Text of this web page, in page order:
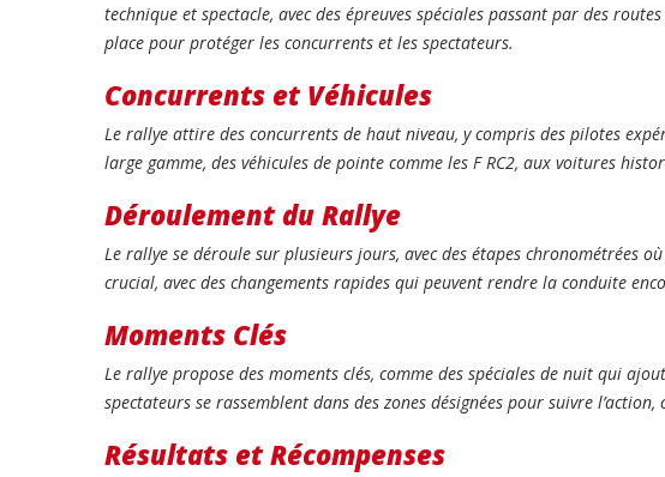
technique et spectacle, avec des épreuves spéciales passant par des
place pour protéger les concurrents et les spectateurs.
Concurrents et Véhicules
Le rallye attire des concurrents de haut niveau, y compris des pilotes
large gamme, des véhicules de pointe comme les F RC2, aux voitures
Déroulement du Rallye
Le rallye se déroule sur plusieurs jours, avec des étapes chronométrées
crucial, avec des changements rapides qui peuvent rendre la conduite
Moments Clés
Le rallye propose des moments clés, comme des spéciales de nuit qui
spectateurs se rassemblent dans des zones désignées pour suivre
Résultats et Récompenses